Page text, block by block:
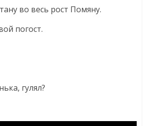
во весь рост Помяну.
погост.
гулял?